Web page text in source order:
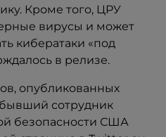
Кроме того, ЦРУ
вирусы и может
кибератаки «под
в релизе.
опубликованных
сотрудник
безопасности США